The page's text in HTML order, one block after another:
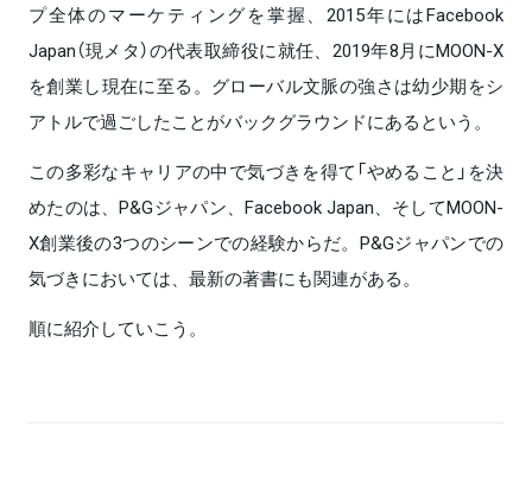
プ全体のマーケティングを掌握、2015年にはFacebook
Japan（現メタ）の代表取締役に就任、2019年8月にMOON-X
を創業し現在に至る。グローバル文脈の強さは幼少期をシ
アトルで過ごしたことがバックグラウンドにあるという。
この多彩なキャリアの中で気づきを得て「やめること」を決
めたのは、P&Gジャパン、Facebook Japan、そしてMOON-
X創業後の3つのシーンでの経験からだ。P&Gジャパンでの
気づきにおいては、最新の著書にも関連がある。
順に紹介していこう。